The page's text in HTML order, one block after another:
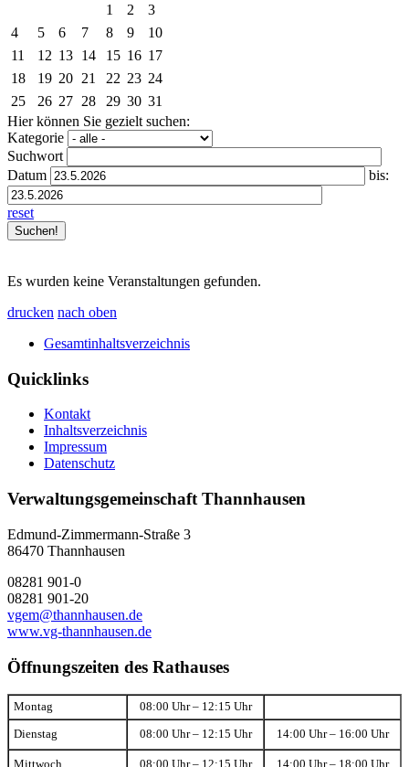
1
2
3
4
5 6 7 8 9
10
11
12 13 14 15 16 17
18
19 20 21 22 23 24
25
26 27 28 29 30 31
Hier können Sie gezielt suchen:
Kategorie
Suchwort
Datum
bis:
reset
Es wurden keine Veranstaltungen gefunden.
drucken nach oben
Gesamtinhaltsverzeichnis
Quicklinks
Kontakt
Inhaltsverzeichnis
Impressum
Datenschutz
Verwaltungsgemeinschaft Thannhausen
Edmund-Zimmermann-Straße 3
86470 Thannhausen
08281 901-0
08281 901-20
vgem@thannhausen.de
www.vg-thannhausen.de
Öffnungszeiten des Rathauses
Montag 08:00 Uhr – 12:15 Uhr
Dienstag 08:00 Uhr – 12:15 Uhr 14:00 Uhr – 16:00 Uhr